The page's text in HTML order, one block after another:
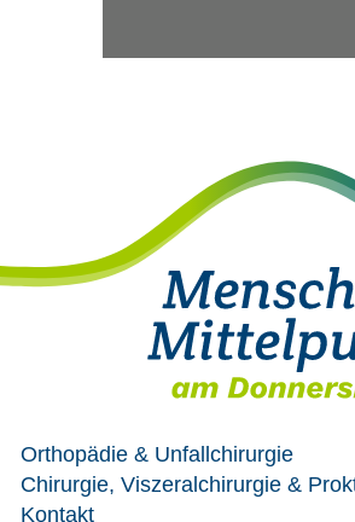
Orthopädie & Unfallchirurgie
Chirurgie, Viszeralchirurgie &
Kontakt